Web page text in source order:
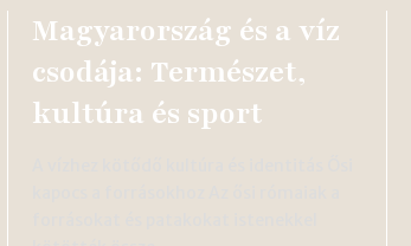
Magyarország és a víz
csodája: Természet,
kultúra és sport